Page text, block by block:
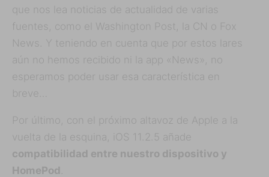
que nos lea noticias de actualidad de varias
fuentes, como el Washington Post, la CN o Fox
News. Y teniendo en cuenta que por estos lares
aún no hemos recibido ni la app «News», no
esperamos poder usar esa característica en
breve…
Por último, con el próximo altavoz de Apple a la
vuelta de la esquina, iOS 11.2.5 añade
compatibilidad entre nuestro dispositivo y
HomePod